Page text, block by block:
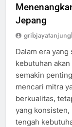
Jepang
Dalam era
kebutuhan
semakin
mencari mitra
berkualitas,
yang konsisten,
tengah